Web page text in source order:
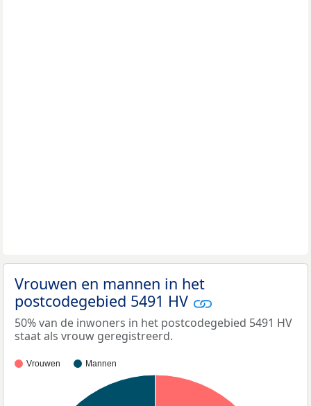
Vrouwen en mannen in het
postcodegebied 5491 HV
50% van de inwoners in het postcodegebied 5491 HV
staat als vrouw geregistreerd.
Vrouwen Mannen